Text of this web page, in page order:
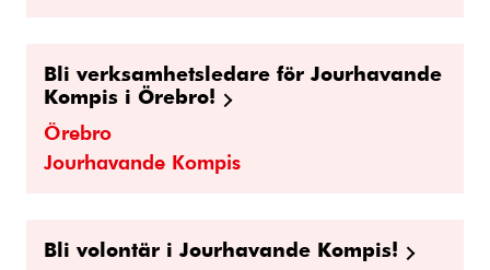
Bli verksamhetsledare för Jourhavande
Kompis i Örebro!
Örebro
Jourhavande Kompis
Bli volontär i Jourhavande Kompis!